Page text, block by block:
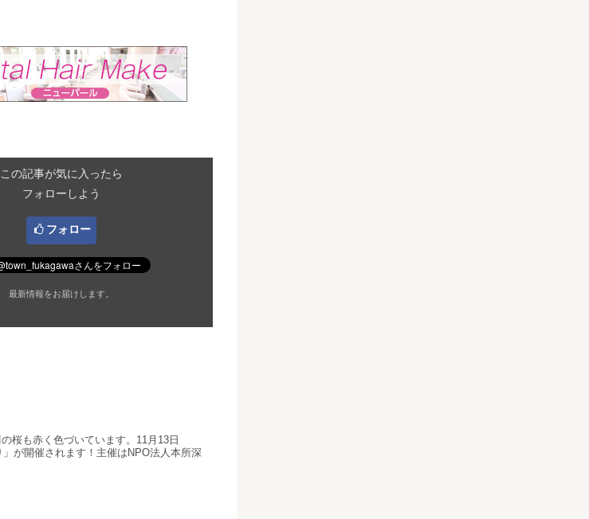
この記事が気に入ったら
フォローしよう
フォロー
最新情報をお届けします。
桜も赤く色づいています。11月13日
が開催されます！主催はNPO法人本所深